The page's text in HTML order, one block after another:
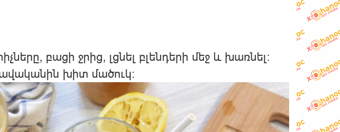
բացի ջրից, լցնել բլենդերի մեջ և խառնել։
խիտ մածուկ: